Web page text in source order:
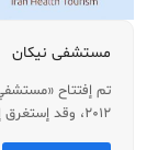
مستشفى نيكان
تم إفتتاح
2012، وقد إستغرق إنشائه أربع سنوات،…